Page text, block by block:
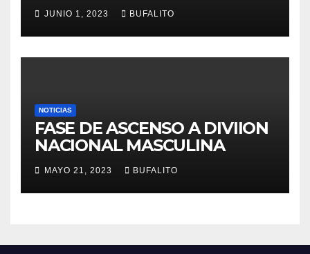
JUNIO 1, 2023 BUFALITO
NOTICIAS
FASE DE ASCENSO A DIVIION
NACIONAL MASCULINA
MAYO 21, 2023 BUFALITO